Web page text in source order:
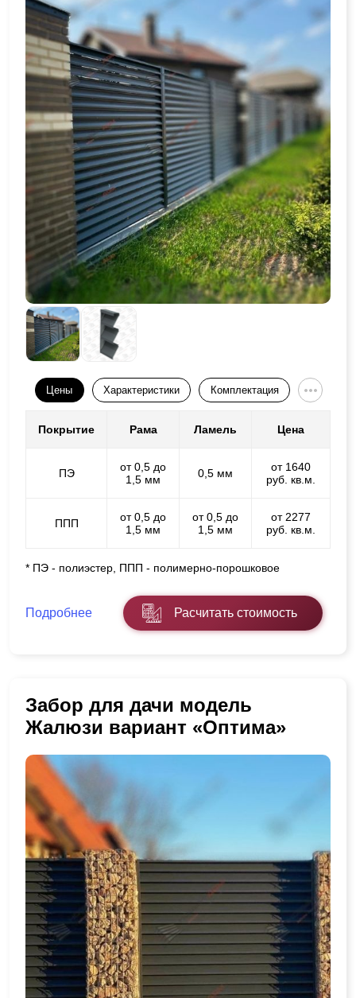
Цены Характеристики Комплектация
Покрытие Рама Ламель Цена
ПЭ
от 0,5 до
1,5 мм
0,5 мм
от 1640
руб. кв.м.
ППП
от 0,5 до
1,5 мм
от 0,5 до
1,5 мм
от 2277
руб. кв.м.
* ПЭ - полиэстер, ППП - полимерно-порошковое
Подробнее Расчитать стоимость
Забор для дачи модель
Жалюзи вариант «Оптима»